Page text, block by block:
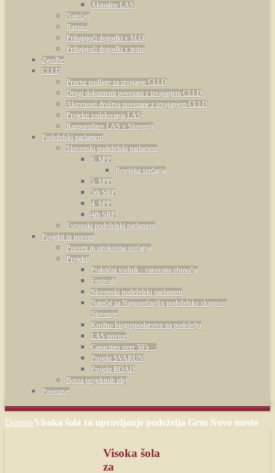
Aktualno LAS
Natečaji
Razpisi
Prihajajoči dogodki v SLO
Prihajajoči dogodki v tujini
Zgodbe
CLLD
Pravne podlage za izvajanje CLLD
Drugi dokumenti povezani z izvajanjem CLLD
Aktivnosti društva povezane z izvajanjem CLLD
Projekti sodelovanja LAS
Razporeditev LAS v Sloveniji
Podeželski parlament
Slovenski podeželski parlament
6. SPP
Regijska srečanja
5. SPP
5th SRP
4. SPP
4th SRP
Evropski podeželski parlament
Projekti in posveti
Posveti in strokovna srečanja
Projekti
Praktični vodnik - varovana območja
Festivali
Slovenski podeželski parlament
Natečaj za Najuspešnejšo podeželsko skupnost
Slovenije
Krožno biogospodarstvo na podeželju
LAS novice
Capacities over 50’s ...
Projekt SVARUN
Projekt ROAD
Borza projektnih idej
Povezave
DomovVisoka šola za upravljanje podeželja Grm Novo mesto
Visoka šola
za